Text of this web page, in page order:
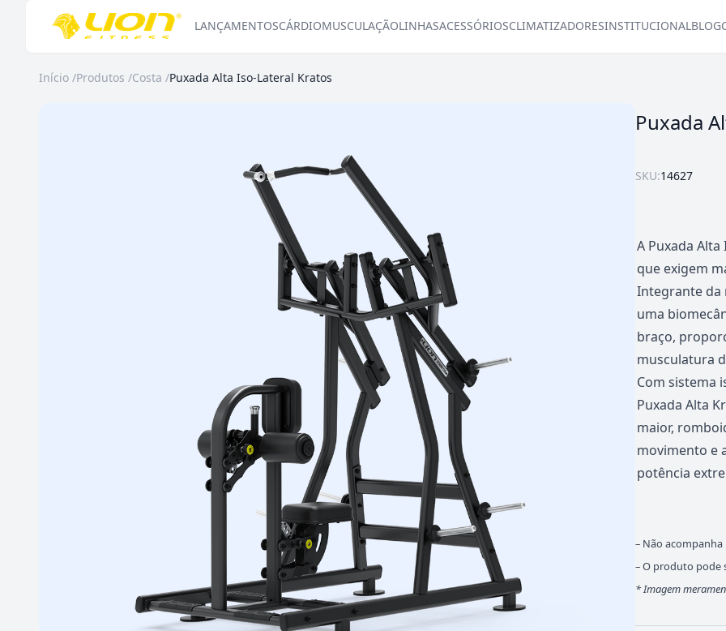
LANÇAMENTOSCÁRDIOMUSCULAÇÃOLINHASACESSÓRIOSCLIMATIZADORESINSTITUCIONALBLOG
Início /Produtos /Costa /Puxada Alta Iso-Lateral Kratos
Puxada
SKU:14627
A Puxada
que exigem
Integrante da
uma
braço,
musculatura
Com sistema
Puxada Alta
maior,
movimento e
potência
– Não acompanha
– O produto pode
*Imagem